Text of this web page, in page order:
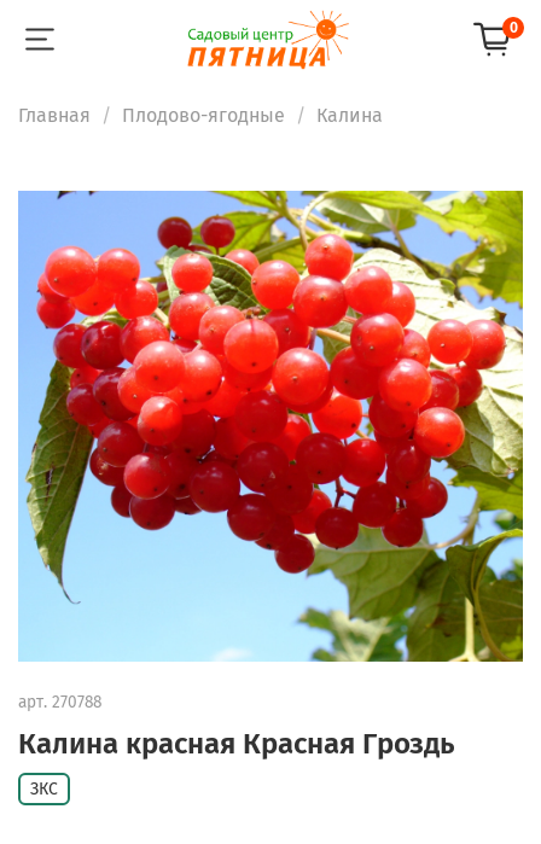
0
Главная Плодово-ягодные Калина
арт. 270788
Калина красная Красная Гроздь
ЗКС